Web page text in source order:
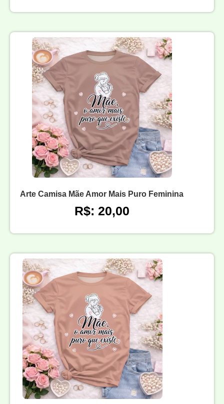
Arte Camisa Mãe Amor Mais Puro Feminina
R$: 20,00